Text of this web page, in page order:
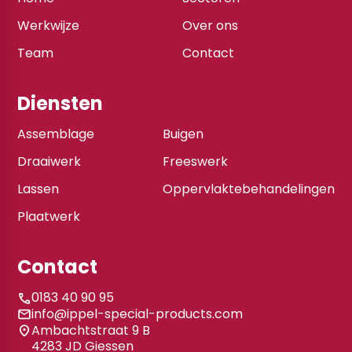
Werkwijze
Over ons
Team
Contact
Diensten
Assemblage
Buigen
Draaiwerk
Freeswerk
Lassen
Oppervlaktebehandelingen
Plaatwerk
Contact
0183 40 90 95
info@ippel-special-products.com
Ambachtstraat 9 B
4283 JD Giessen